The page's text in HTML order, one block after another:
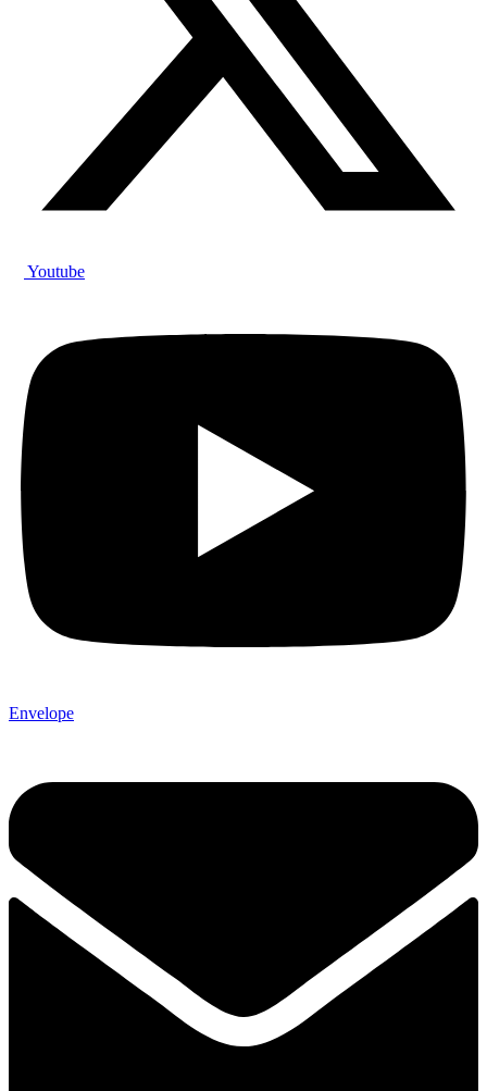
Youtube
Envelope